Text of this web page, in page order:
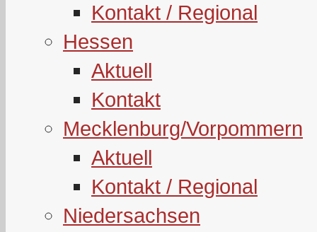
Kontakt / Regional
Hessen
Aktuell
Kontakt
Mecklenburg/Vorpommern
Aktuell
Kontakt / Regional
Niedersachsen